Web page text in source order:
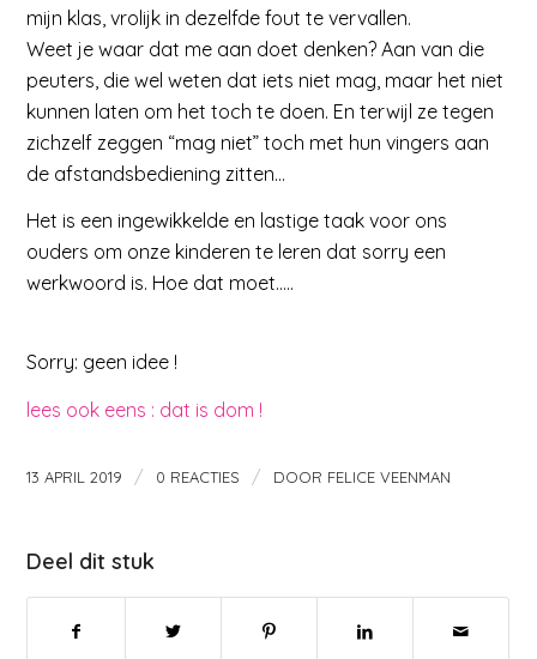
mijn klas, vrolijk in dezelfde fout te vervallen.
Weet je waar dat me aan doet denken? Aan van die
peuters, die wel weten dat iets niet mag, maar het niet
kunnen laten om het toch te doen. En terwijl ze tegen
zichzelf zeggen “mag niet” toch met hun vingers aan
de afstandsbediening zitten…
Het is een ingewikkelde en lastige taak voor ons
ouders om onze kinderen te leren dat sorry een
werkwoord is. Hoe dat moet…..
Sorry: geen idee !
lees ook eens : dat is dom !
13 APRIL 2019 / 0 REACTIES / DOOR FELICE VEENMAN
Deel dit stuk